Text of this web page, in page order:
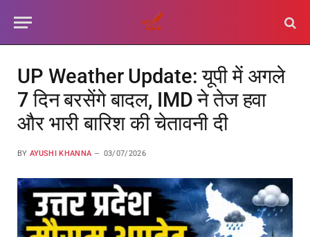
UP Weather Update: यूपी में अगले
7 दिन बरसेंगे बादल, IMD ने तेज हवा
और भारी बारिश की चेतावनी दी
BY AYUSHI KHANNA 03/07/2026